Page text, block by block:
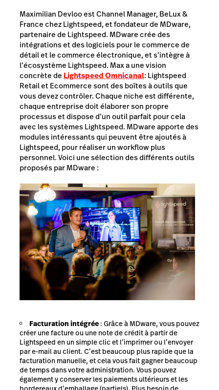
Maximilian Devloo est Channel Manager, BeLux &
France chez Lightspeed, et fondateur de MDware,
partenaire de Lightspeed. MDware crée des
intégrations et des logiciels pour le commerce de
détail et le commerce électronique, et s’intègre à
l’écosystème Lightspeed. Max a une vision
concrète de Lightspeed Omnicanal: Lightspeed
Retail et Ecommerce sont des boîtes à outils que
vous devez contrôler. Chaque niche est différente,
chaque entreprise doit élaborer son propre
processus et dispose d’un outil parfait pour cela
avec les systèmes Lightspeed. MDware apporte des
modules intéressants qui peuvent être ajoutés à
Lightspeed, pour réaliser un workflow plus
personnel. Voici une sélection des différents outils
proposés par MDware :
Facturation intégrée : Grâce à MDware, vous pouvez
créer une facture ou une note de crédit à partir de
Lightspeed en un simple clic et l’imprimer ou l’envoyer
par e-mail au client. C’est beaucoup plus rapide que la
facturation manuelle, et cela vous fait gagner beaucoup
de temps dans votre administration. Vous pouvez
également y conserver les paiements ultérieurs et les